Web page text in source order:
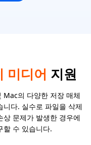
미디어 지원
의 다양한 저장 매체
다. 실수로 파일을 삭제
문제가 발생한 경우에
할 수 있습니다.